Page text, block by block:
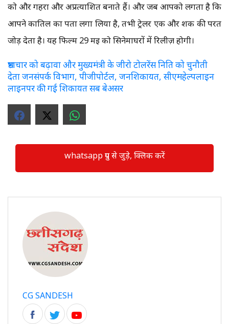
को और गहरा और अप्रत्याशित बनाते हैं। और जब आपको लगता है कि
आपने कातिल का पता लगा लिया है, तभी ट्रेलर एक और शक की परत
जोड़ देता है। यह फिल्म 29 मई को सिनेमाघरों में रिलीज़ होगी।
भ्रष्टाचार को बढ़ावा और मुख्यमंत्री के जीरो टोलरेंस निति को चुनौती
देता जनसंपर्क विभाग, पीजीपोर्टल, जनशिकायत, सीएमहेल्पलाइन
लाइनपर की गई शिकायत सब बेअसर
whatsapp ग्रुप से जुड़े, क्लिक करें
CG SANDESH